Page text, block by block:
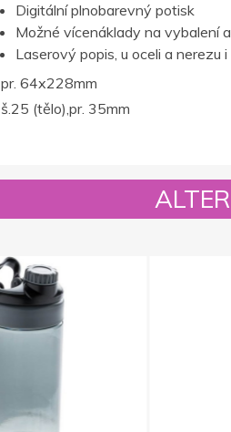
Digitální plnobarevný potisk
Možné vícenáklady na vybalení
Laserový popis, u oceli a nerezu i
pr. 64x228mm
š.25 (tělo),pr. 35mm